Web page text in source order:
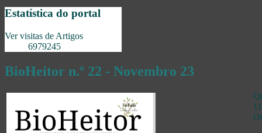
Estatística do portal
Ver visitas de Artigos
6979245
BioHeitor n.º 22 - Novembro 23
11